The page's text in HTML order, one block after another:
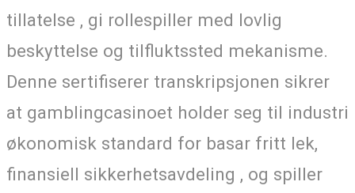
tillatelse , gi rollespiller med lovlig
beskyttelse og tilfluktssted mekanisme.
Denne sertifiserer transkripsjonen sikrer
at gamblingcasinoet holder seg til industri
økonomisk standard for basar fritt lek,
finansiell sikkerhetsavdeling , og spiller